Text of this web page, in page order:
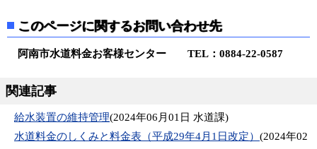
このページに関するお問い合わせ先
阿南市水道料金お客様センター TEL：0884-22-0587
関連記事
給水装置の維持管理(2024年06月01日 水道課)
水道料金のしくみと料金表（平成29年4月1日改定） (2024年02